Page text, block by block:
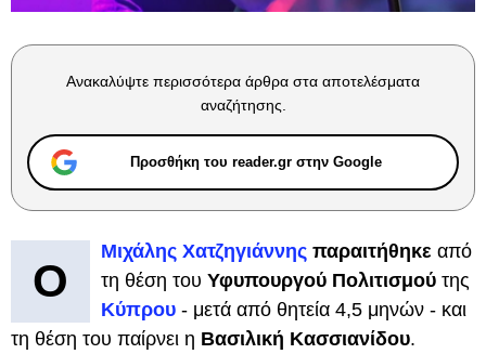
Ανακαλύψτε περισσότερα άρθρα στα αποτελέσματα
αναζήτησης.
Προσθήκη του reader.gr στην Google
Ο
Μιχάλης Χατζηγιάννης παραιτήθηκε από
τη θέση του Υφυπουργού Πολιτισμού της
Κύπρου - μετά από θητεία 4,5 μηνών - και
τη θέση του παίρνει η Βασιλική Κασσιανίδου.